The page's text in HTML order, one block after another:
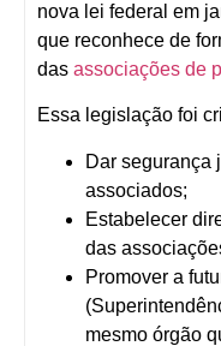
nova lei federal em
que reconhece de
das associações de
Essa legislação foi
Dar segurança
associados;
Estabelecer
das
Promover a
mesmo órgão